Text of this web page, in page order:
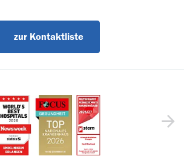
zur Kontaktliste